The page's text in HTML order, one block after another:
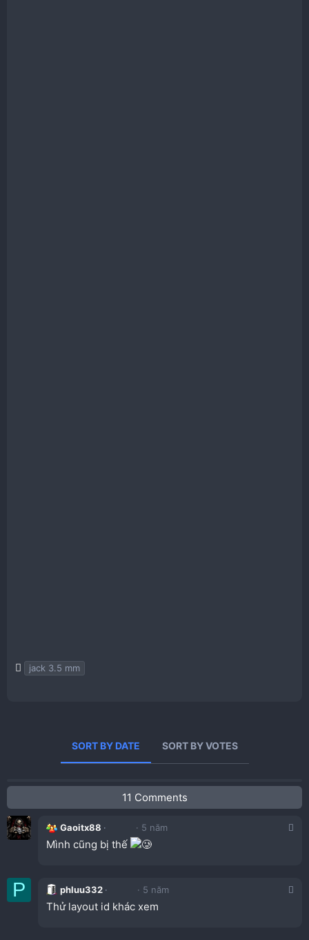
Tjack 3.5 mm
SORT BY DATE SORT BY VOTES
11 Comments
Gaoitx88 5 năm
Mình cũng bị thế
P phluu332 5 năm
Thử layout id khác xem